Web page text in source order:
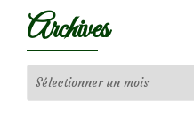
Archives